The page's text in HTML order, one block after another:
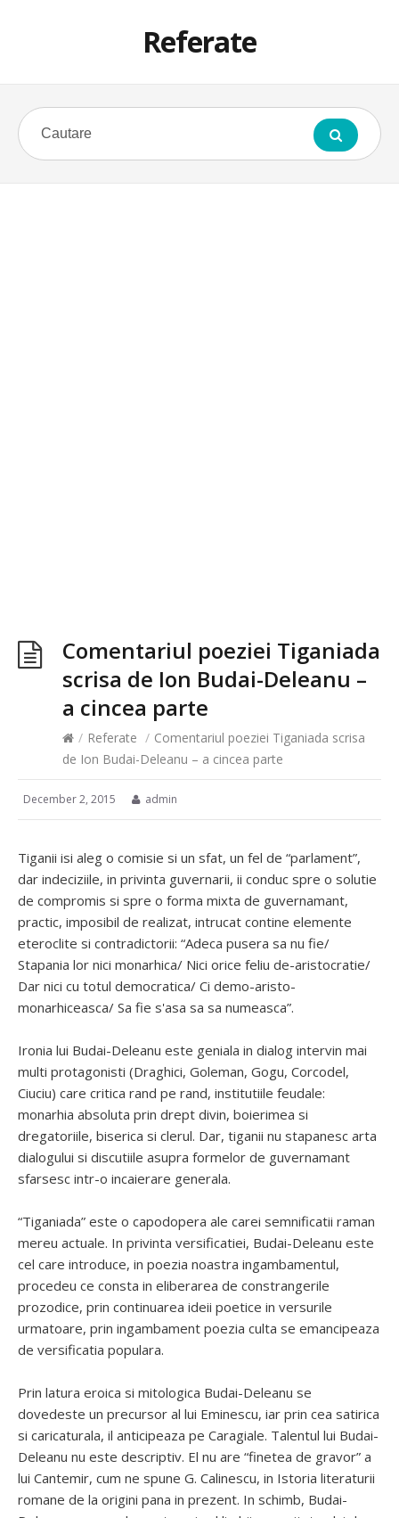
Referate
Comentariul poeziei Tiganiada
scrisa de Ion Budai-Deleanu –
a cincea parte
/ Referate / Comentariul poeziei Tiganiada scrisa
de Ion Budai-Deleanu – a cincea parte
December 2, 2015 admin
Tiganii isi aleg o comisie si un sfat, un fel de “parlament”,
dar indeciziile, in privinta guvernarii, ii conduc spre o solutie
de compromis si spre o forma mixta de guvernamant,
practic, imposibil de realizat, intrucat contine elemente
eteroclite si contradictorii: “Adeca pusera sa nu fie/
Stapania lor nici monarhica/ Nici orice feliu de-aristocratie/
Dar nici cu totul democratica/ Ci demo-aristo-
monarhiceasca/ Sa fie s'asa sa sa numeasca”.
Ironia lui Budai-Deleanu este geniala in dialog intervin mai
multi protagonisti (Draghici, Goleman, Gogu, Corcodel,
Ciuciu) care critica rand pe rand, institutiile feudale:
monarhia absoluta prin drept divin, boierimea si
dregatoriile, biserica si clerul. Dar, tiganii nu stapanesc arta
dialogului si discutiile asupra formelor de guvernamant
sfarsesc intr-o incaierare generala.
“Tiganiada” este o capodopera ale carei semnificatii raman
mereu actuale. In privinta versificatiei, Budai-Deleanu este
cel care introduce, in poezia noastra ingambamentul,
procedeu ce consta in eliberarea de constrangerile
prozodice, prin continuarea ideii poetice in versurile
urmatoare, prin ingambament poezia culta se emancipeaza
de versificatia populara.
Prin latura eroica si mitologica Budai-Deleanu se
dovedeste un precursor al lui Eminescu, iar prin cea satirica
si caricaturala, il anticipeaza pe Caragiale. Talentul lui Budai-
Deleanu nu este descriptiv. El nu are “finetea de gravor” a
lui Cantemir, cum ne spune G. Calinescu, in Istoria literaturii
romane de la origini pana in prezent. In schimb, Budai-